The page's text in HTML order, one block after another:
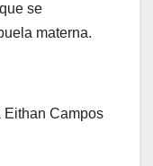
se
materna.
Eithan Campos